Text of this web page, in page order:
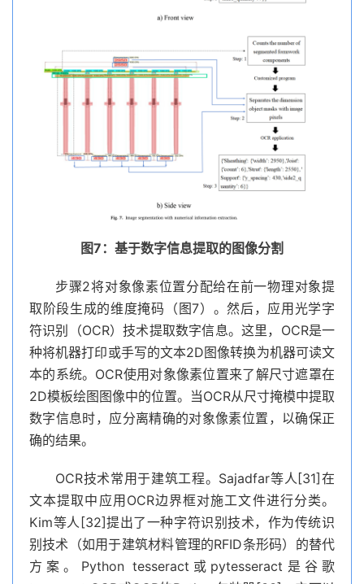
图7：基于数字信息提取的图像分割
步骤2将对象像素位置分配给在前一物理对象提
取阶段生成的维度掩码（图7）。然后，应用光学字
符识别（OCR）技术提取数字信息。这里，OCR是一
种将机器打印或手写的文本2D图像转换为机器可读文
本的系统。OCR使用对象像素位置来了解尺寸遮罩在
2D模板绘图图像中的位置。当OCR从尺寸掩模中提取
数字信息时，应分离精确的对象像素位置，以确保正
确的结果。
OCR技术常用于建筑工程。Sajadfar等人[31]在
文本提取中应用OCR边界框对施工文件进行分类。
Kim等人[32]提出了一种字符识别技术，作为传统识
别技术（如用于建筑材料管理的RFID条形码）的替代
方案。Python tesseract或pytesseract是谷歌